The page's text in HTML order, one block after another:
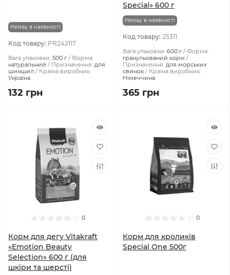
Немає в наявності
Код товару: PR242117
Вага упаковки: 500 г
Форма:
натуральний
Призначення: для
шиншил
Країна виробник:
Україна
132 грн
Special» 600 г
Немає в наявності
Код товару: 25311
Вага упаковки: 600 г
Форма:
гранульований корм
Призначення: для морських
свинок
Країна виробник:
Німеччина
365 грн
0
Корм для дегу Vitakraft
«Emotion Beauty
Selection» 600 г (для
шкіри та шерсті)
0
Корм ​​для кроликів
Special One 500г